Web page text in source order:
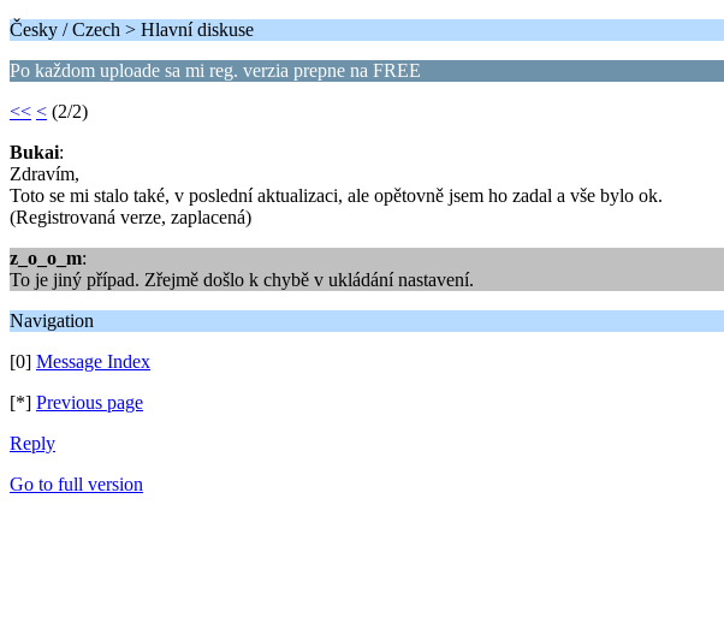
Česky / Czech > Hlavní diskuse
Po každom uploade sa mi reg. verzia prepne na FREE
<< < (2/2)
Bukai:
Zdravím,
Toto se mi stalo také, v poslední aktualizaci, ale opětovně jsem ho zadal a vše bylo ok.
(Registrovaná verze, zaplacená)
z_o_o_m:
To je jiný případ. Zřejmě došlo k chybě v ukládání nastavení.
Navigation
[0] Message Index
[*] Previous page
Reply
Go to full version